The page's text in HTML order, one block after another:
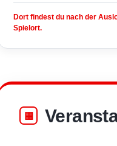
Dort findest du nach der
Spielort.